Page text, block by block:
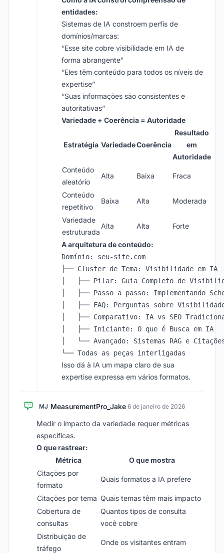
entidades:
Sistemas de IA constroem perfis de
domínios/marcas:
“Esse site cobre visibilidade em IA de
forma abrangente”
“Eles têm conteúdo para todos os níveis de
expertise”
“Suas informações são consistentes e
autoritativas”
Variedade + Coerência = Autoridade
Estratégia VariedadeCoerência
Resultado
em
Autoridade
Conteúdo
aleatório
Alta Baixa Fraca
Conteúdo
repetitivo
Baixa Alta Moderada
Variedade
estruturada
Alta Alta Forte
A arquitetura de conteúdo:
Domínio: seu-site.com
├── Cluster de Tema: Visibilidade em IA
│   ├── Pilar: Guia Completo de
│   ├── Passo a passo: Implementando
│   ├── FAQ: Perguntas sobre
│   ├── Comparativo: IA vs SEO
│   ├── Iniciante: O que é Busca em IA
│   └── Avançado: Sistemas RAG e
Isso dá à IA um mapa claro de sua
expertise expressa em vários formatos.
MJ MeasurementPro_Jake·6 de janeiro de 2026
Medir o impacto da variedade requer métricas
específicas.
O que rastrear:
Métrica
O que mostra
Citações por
formato
Quais formatos a IA prefere
Citações por tema Quais temas têm mais impacto
Cobertura de
consultas
Quantos tipos de consulta
você cobre
Distribuição de
tráfego
Onde os visitantes entram